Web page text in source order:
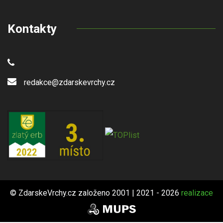
Kontakty
redakce@zdarskevrchy.cz
© ZdarskeVrchy.cz založeno 2001 | 2021 - 2026 realizace